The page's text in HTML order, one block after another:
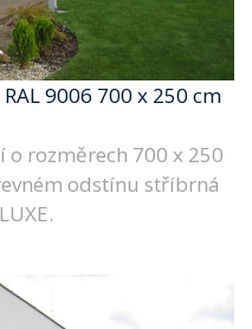
9006 700 x 250 cm
o rozměrech 700 x 250
odstínu stříbrná